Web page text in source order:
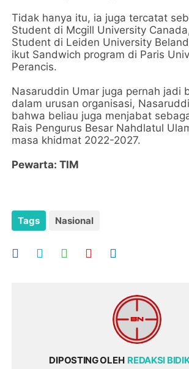
Tidak hanya itu, ia juga tercatat
Student di Mcgill University
Student di Leiden University
ikut Sandwich program di Paris
Perancis.
Nasaruddin Umar juga pernah jadi
dalam urusan organisasi,
bahwa beliau juga menjabat
Rais Pengurus Besar Nahdlatul
masa khidmat 2022-2027.
Pewarta: TIM
Tags Nasional
DIPOSTING OLEH REDAKSI